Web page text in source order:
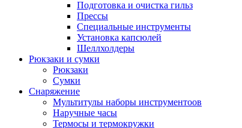
Подготовка и очистка гильз
Прессы
Специальные инструменты
Установка капсюлей
Шеллхолдеры
Рюкзаки и сумки
Рюкзаки
Сумки
Снаряжение
Мультитулы наборы инструментоов
Наручные часы
Термосы и термокружки